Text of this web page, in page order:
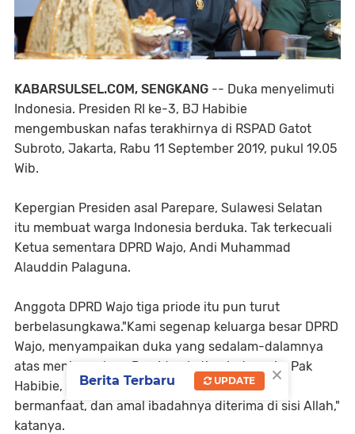
KABARSULSEL.COM, SENGKANG -- Duka menyelimuti
Indonesia. Presiden RI ke-3, BJ Habibie
mengembuskan nafas terakhirnya di RSPAD Gatot
Subroto, Jakarta, Rabu 11 September 2019, pukul 19.05
Wib.
Kepergian Presiden asal Parepare, Sulawesi Selatan
itu membuat warga Indonesia berduka. Tak terkecuali
Ketua sementara DPRD Wajo, Andi Muhammad
Alauddin Palaguna.
Anggota DPRD Wajo tiga priode itu pun turut
berbelasungkawa."Kami segenap keluarga besar DPRD
Wajo, menyampaikan duka yang sedalam-dalamnya
atas meninggalnya Presiden ketiga Indonesia, Pak
Habibie, semoga segala kebaikan, ilmu yang
bermanfaat, dan amal ibadahnya diterima di sisi Allah,"
katanya.
×
Berita Terbaru UPDATE